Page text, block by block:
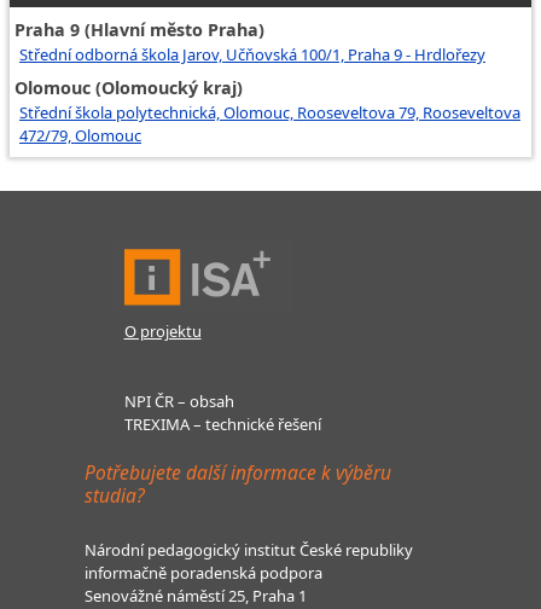
Praha 9 (Hlavní město Praha)
Střední odborná škola Jarov, Učňovská 100/1, Praha 9 - Hrdlořezy
Olomouc (Olomoucký kraj)
Střední škola polytechnická, Olomouc, Rooseveltova 79, Rooseveltova
472/79, Olomouc
O projektu
NPI ČR – obsah
TREXIMA – technické řešení
Potřebujete další informace k výběru
studia?
Národní pedagogický institut České republiky
informačně poradenská podpora
Senovážné náměstí 25, Praha 1